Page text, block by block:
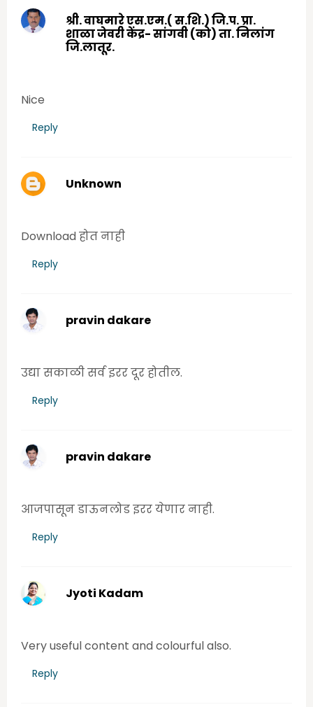
श्री. वाघमारे एस.एम.( स.शि.) जि.प. प्रा.
शाळा जेवरी केंद्र- सांगवी (को) ता. निलांग
जि.लातूर.
Nice
Reply
Unknown
Download होत नाही
Reply
pravin dakare
उद्या सकाळी सर्व इरर दूर होतील.
Reply
pravin dakare
आजपासून डाऊनलोड इरर येणार नाही.
Reply
Jyoti Kadam
Very useful content and colourful also.
Reply